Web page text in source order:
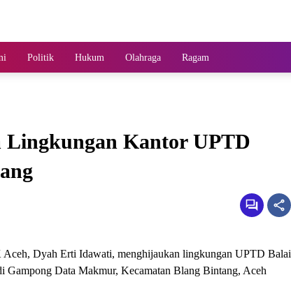
Politik Hukum Olahraga Ragam
Kantor UPTD
Dyah Erti Idawati, menghijaukan lingkungan UPTD Balai
Gampong Data Makmur, Kecamatan Blang Bintang, Aceh